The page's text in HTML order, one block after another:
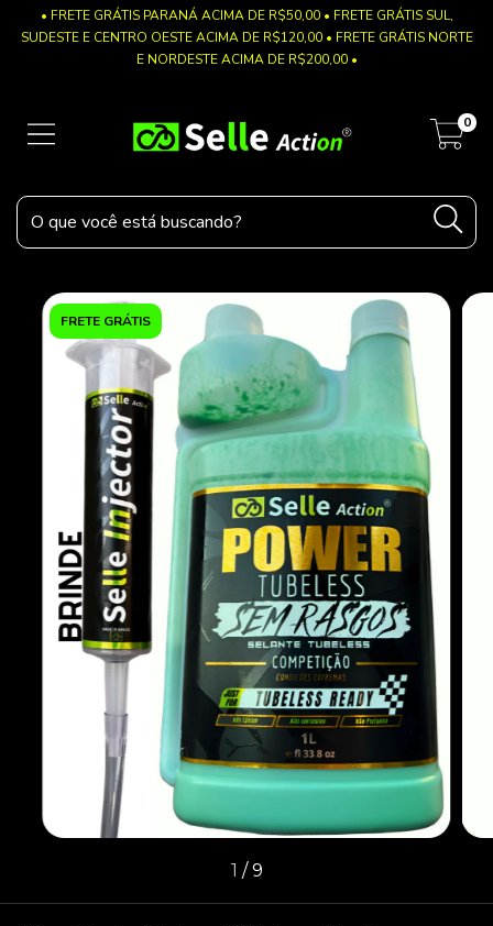
• FRETE GRÁTIS PARANÁ ACIMA DE R$50,00 • FRETE GRÁTIS SUL,
SUDESTE E CENTRO OESTE ACIMA DE R$120,00 • FRETE GRÁTIS NORTE
E NORDESTE ACIMA DE R$200,00 •
0
FRETE GRÁTIS
1 /9